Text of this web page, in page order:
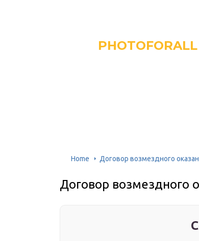
PHOTOFORALL
Home Договор возмездного
Договор возмездного